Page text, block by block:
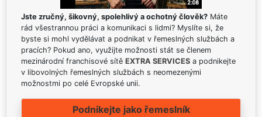
Jste zručný, šikovný, spolehlivý a ochotný člověk? Máte
rád všestrannou práci a komunikaci s lidmi? Myslíte si, že
byste si mohl vydělávat a podnikat v řemeslných službách a
pracích? Pokud ano, využijte možnosti stát se členem
mezinárodní franchisové sítě EXTRA SERVICES a podnikejte
v libovolných řemeslných službách s neomezenými
možnostmi po celé Evropské unii.
Podnikejte jako řemeslník